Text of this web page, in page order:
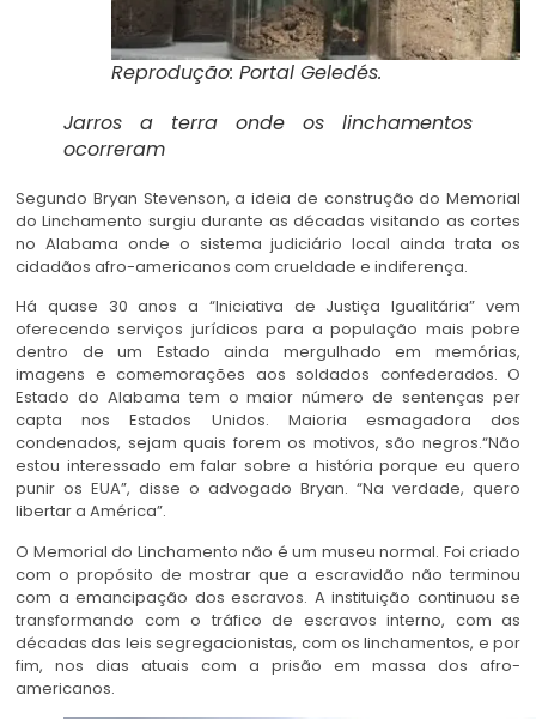
Reprodução: Portal Geledés.
Jarros a terra onde os linchamentos
ocorreram
Segundo Bryan Stevenson, a ideia de construção do Memorial
do Linchamento surgiu durante as décadas visitando as cortes
no Alabama onde o sistema judiciário local ainda trata os
cidadãos afro-americanos com crueldade e indiferença.
Há quase 30 anos a “Iniciativa de Justiça Igualitária” vem
oferecendo serviços jurídicos para a população mais pobre
dentro de um Estado ainda mergulhado em memórias,
imagens e comemorações aos soldados confederados. O
Estado do Alabama tem o maior número de sentenças per
capta nos Estados Unidos. Maioria esmagadora dos
condenados, sejam quais forem os motivos, são negros.“Não
estou interessado em falar sobre a história porque eu quero
punir os EUA”, disse o advogado Bryan. “Na verdade, quero
libertar a América”.
O Memorial do Linchamento não é um museu normal. Foi criado
com o propósito de mostrar que a escravidão não terminou
com a emancipação dos escravos. A instituição continuou se
transformando com o tráfico de escravos interno, com as
décadas das leis segregacionistas, com os linchamentos, e por
fim, nos dias atuais com a prisão em massa dos afro-
americanos.